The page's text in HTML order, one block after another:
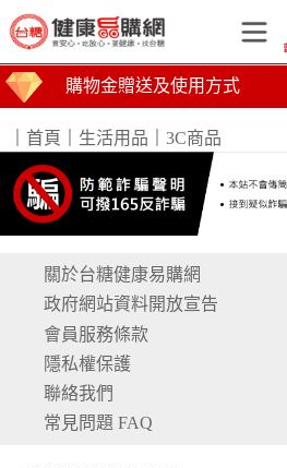
購物金贈送及使用方式
運費計算標準
商品到貨時間說明
台糖產品這裡買 健康美味帶
買安心 吃放心 要健康 找台糖
台糖產品 食在安心 查驗報告
全臺第1家最環保國營企業
首頁 生活用品 3C商品
關於台糖健康易購網
政府網站資料開放宣告
會員服務條款
隱私權保護
聯絡我們
常見問題 FAQ